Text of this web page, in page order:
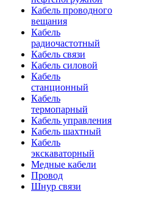
Кабель проводного
вещания
Кабель
радиочастотный
Кабель связи
Кабель силовой
Кабель
станционный
Кабель
термопарный
Кабель управления
Кабель шахтный
Кабель
экскаваторный
Медные кабели
Провод
Шнур связи